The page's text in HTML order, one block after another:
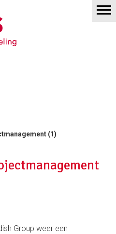
(1)
Group weer een